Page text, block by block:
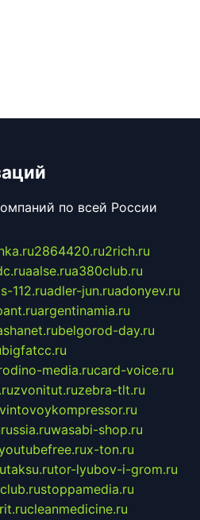
по всей России
2864420.ru2rich.ru
aalse.rua380club.ru
112.ruadler-jun.ruadonyev.ru
argentinamia.ru
belgorod-day.ru
bigfatcc.ru
media.rucard-voice.ru
zvonitut.ruzebra-tlt.ru
vintovoykompressor.ru
wasabi-shop.ru
x-ton.ru
taksu.rutor-lyubov-i-grom.ru
stoppamedia.ru
cleanmedicine.ru